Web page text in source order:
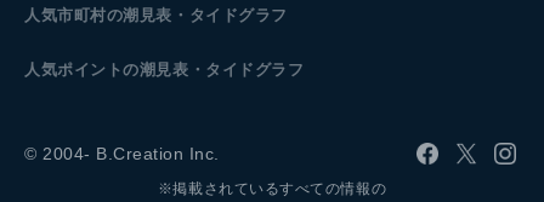
人気市町村の潮見表・タイドグラフ
人気ポイントの潮見表・タイドグラフ
© 2004- B.Creation Inc.
※掲載されているすべての情報の